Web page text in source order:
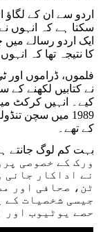
اردو سے ان کے
سکتا ہے کہ انہوں نے
ایک اردو رسالے
کا نتیجہ تھا کہ
فلموں، ڈراموں اور
نے کتابیں لکھنے کے
کیے۔ انہیں کرکٹ
کے تھے۔
ورک کے خصوصی
نے اداکار جانی
ٹن، صحافی اور
جیسی شخصیات کے
حصے یوٹیوب اور